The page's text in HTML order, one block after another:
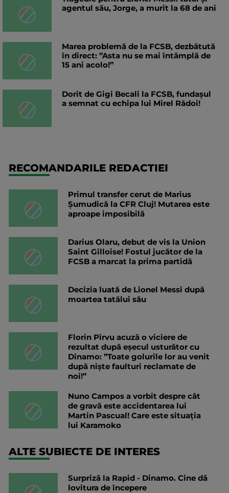
agentul său, Jorge, a murit la 68 de ani
Marea problemă de la FCSB, dezbătută
în direct: ”Asta nu se mai întâmplă de
15 ani acolo!”
Dorit de Gigi Becali la FCSB, fundașul
a semnat cu echipa lui Mirel Rădoi!
RECOMANDARILE REDACTIEI
Primul transfer cerut de Marius
Șumudică la CFR Cluj! Mutarea este
aproape imposibilă
Darius Olaru, debut de vis la Union
Saint Gilloise! Fostul jucător de la
FCSB a marcat la prima partidă
Decizia luată de Lionel Messi după
moartea tatălui său
Florin Pîrvu acuză o viciere de
rezultat după eșecul usturător cu
Dinamo: ”Toate golurile lor au venit
după niște faulturi reclamate de
noi!”
Nuno Campos a vorbit despre cât
de gravă este accidentarea lui
Martin Pascual! Care este situația
lui Karamoko
ALTE SUBIECTE DE INTERES
Surpriză la Rapid - Dinamo. Cine dă
lovitura de începere